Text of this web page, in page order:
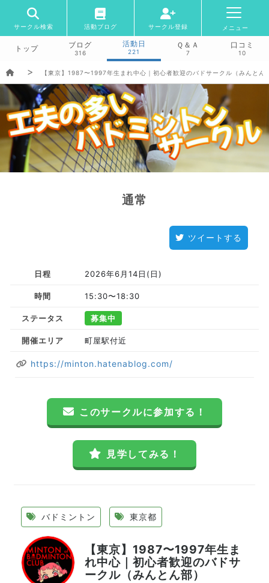
サークル検索 活動ブログ サークル登録 メニュー
トップ ブログ
316
活動日
221
Ｑ＆Ａ
7
口コミ
10
【東京】1987〜1997年生まれ中心｜初心者歓迎のバドサークル（みんとん
通常
ツイートする
日程 2026年6月14日(日)
時間 15:30〜18:30
ステータス 募集中
開催エリア 町屋駅付近
https://minton.hatenablog.com/
このサークルに参加する！
見学してみる！
バドミントン 東京都
【東京】1987〜1997年生ま
れ中心｜初心者歓迎のバドサ
ークル（みんとん部）